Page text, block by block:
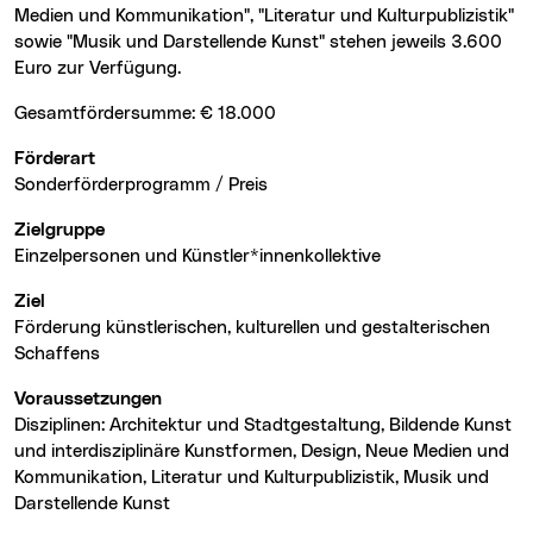
Medien und Kommunikation", "Literatur und Kulturpublizistik"
sowie "Musik und Darstellende Kunst" stehen jeweils 3.600
Euro zur Verfügung.
Gesamtfördersumme: € 18.000
Förderart
Sonderförderprogramm / Preis
Zielgruppe
Einzelpersonen und Künstler*innenkollektive
Ziel
Förderung künstlerischen, kulturellen und gestalterischen
Schaffens
Voraussetzungen
Disziplinen: Architektur und Stadtgestaltung, Bildende Kunst
und interdisziplinäre Kunstformen, Design, Neue Medien und
Kommunikation, Literatur und Kulturpublizistik, Musik und
Darstellende Kunst